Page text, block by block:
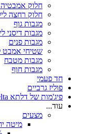
חלוק אמבטיה
חלוק רחצה
מגבות גוף
מגבות דיסני
מגבות פנים
שטיחי אמבט
מגבות מטבח
מגבות חוף
חד פעמי
פוליז גרביים
פיג'מות של דלתא Delta
עוד...
מצעים
מיטה יחיד